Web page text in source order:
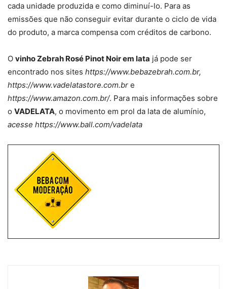
cada unidade produzida e como diminuí-lo. Para as
emissões que não conseguir evitar durante o ciclo de vida
do produto, a marca compensa com créditos de carbono.
O vinho Zebrah Rosé Pinot Noir em lata já pode ser
encontrado nos sites https://www.bebazebrah.com.br,
https://www.vadelatastore.com.br e
https://www.amazon.com.br/. Para mais informações sobre
o VADELATA, o movimento em prol da lata de alumínio,
acesse https://www.ball.com/vadelata